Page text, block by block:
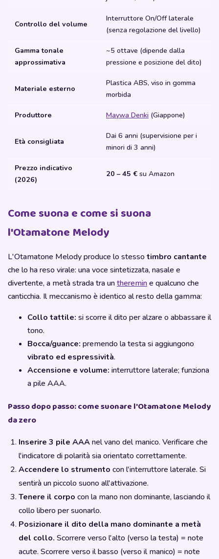
Controllo del volume
Interruttore On/Off laterale
(senza regolazione del livello)
Gamma tonale
approssimativa
~5 ottave (dipende dalla
pressione e posizione del dito)
Materiale esterno
Plastica ABS, viso in gomma
morbida
Produttore Maywa Denki (Giappone)
Età consigliata
Dai 6 anni (supervisione per i
minori di 3 anni)
Prezzo indicativo
(2026)
20 – 45 € su Amazon
Come suona e come si suona
l'Otamatone Melody
L'Otamatone Melody produce lo stesso timbro cantante
che lo ha reso virale: una voce sintetizzata, nasale e
divertente, a metà strada tra untheremine qualcuno che
canticchia. Il meccanismo è identico al resto della gamma:
Collo tattile: si scorre il dito per alzare o abbassare il
tono.
Bocca/guance: premendo la testa si aggiungono
vibrato ed espressività.
Accensione e volume: interruttore laterale; funziona
a pile AAA.
Passo dopo passo: come suonare l'Otamatone Melody
da zero
Inserire 3 pile AAAnel vano del manico. Verificare che
l'indicatore di polarità sia orientato correttamente.
Accendere lo strumento con l'interruttore laterale. Si
sentirà un piccolo suono all'attivazione.
Tenere il corpo con la mano non dominante, lasciando il
collo libero per suonarlo.
Posizionare il dito della mano dominante a metà
del collo. Scorrere verso l'alto (verso la testa) = note
acute. Scorrere verso il basso (verso il manico) = note